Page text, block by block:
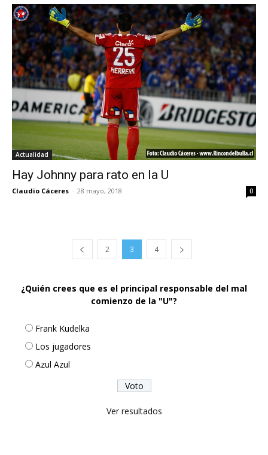
Actualidad
Hay Johnny para rato en la U
Claudio Cáceres - 28 mayo, 2018 0
2 3 4
¿Quién crees que es el principal responsable del mal
comienzo de la "U"?
Frank Kudelka
Los jugadores
Azul Azul
Ver resultados